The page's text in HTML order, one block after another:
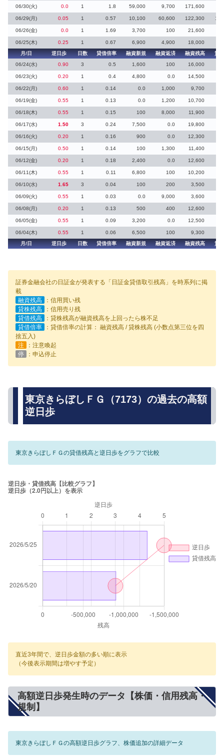
06/30(火) 0.0 1 1.8 59,000 9,700 171,600
06/29(月) 0.05 1 0.57 10,100 60,600 122,300
06/26(金) 0.0 1 1.69 3,700 100 21,600
06/25(木) 0.25 1 0.67 6,900 4,900 18,000
月/日
逆日歩 日数 貸借倍率 融資新規 融資返済 融資残高
貸
06/24(水)
0.90 3 0.5 1,600 100 16,000
06/23(火) 0.20 1 0.4 4,800 0.0 14,500
06/22(月) 0.60 1 0.14 0.0 1,000 9,700
06/19(金) 0.55 1 0.13 0.0 1,200 10,700
06/18(木) 0.55 1 0.15 100 8,000 11,900
06/17(水) 1.50 3 0.24 7,500 0.0 19,800
06/16(火) 0.20 1 0.16 900 0.0 12,300
06/15(月) 0.50 1 0.14 100 1,300 11,400
06/12(金) 0.20 1 0.18 2,400 0.0 12,600
06/11(木) 0.55 1 0.11 6,800 100 10,200
06/10(水) 1.65 3 0.04 100 200 3,500
06/09(火) 0.55 1 0.03 0.0 9,000 3,600
06/08(月) 0.20 1 0.13 500 400 12,600
06/05(金) 0.55 1 0.09 3,200 0.0 12,500
06/04(木) 0.55 1 0.06 6,500 100 9,300
月/日
逆日歩 日数 貸借倍率 融資新規 融資返済 融資残高 貸
証券金融会社の日証金が発表する「日証金貸借取引残高」を時系列に掲
載
融資残高
：信用買い残
貸株残高
：信用売り残
貸借残高
：貸株残高が融資残高を上回ったら株不足
貸借倍率
：貸借倍率の計算： 融資残高 / 貸株残高 (小数点第三位を四
捨五入)
注
：注意喚起
停
：申込停止
東京きらぼしＦＧ（7173）の過去の高額
逆日歩
東京きらぼしＦＧの貸借残高と逆日歩をグラフで比較
直近3年間で、逆日歩金額の多い順に表示
（今後表示期間は増やす予定）
高額逆日歩発生時のデータ【株価・信用残高・
規制】
東京きらぼしＦＧの高額逆日歩グラフ、株価追加の詳細データ